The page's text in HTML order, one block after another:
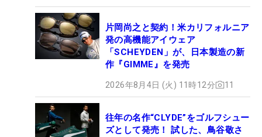
片岡尚之と契約！米カリフォルニア
発の高機能アイウェア
「SCHEYDEN」が、日本製造の新
作『GIMME』を発売
2026年8月4日 (火) 11時12分 11
往年の名作“CLYDE”をゴルフシュー
ズとして発売！ 試した、鳥谷敬さ